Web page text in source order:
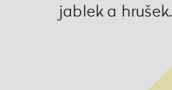
jablek a hrušek.